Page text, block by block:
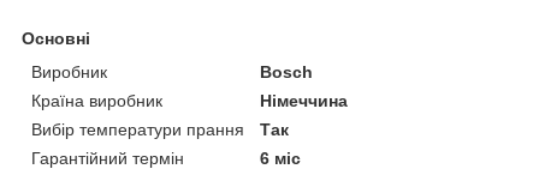
Основні
Виробник
Bosch
Країна виробник
Німеччина
Вибір температури прання
Так
Гарантійний термін
6 міс